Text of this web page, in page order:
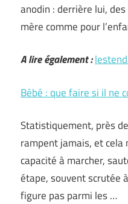
anodin : derrière lui,
mère comme pour
A lire également :
Bébé : que faire si il ne
Statistiquement, près
rampent jamais, et cela
capacité à marcher,
étape, souvent scrutée
figure pas parmi les …